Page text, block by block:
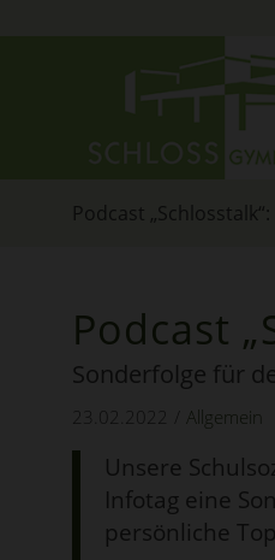
Podcast
Podcast „
Sonderfolge für
23.02.2022 Allgemein
Unsere
Infotag eine
persönliche